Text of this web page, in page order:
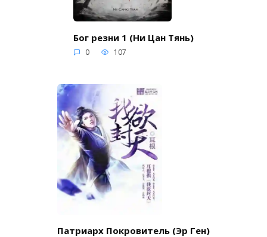
Бог резни 1 (Ни Цан Тянь)
0 107
Патриарх Покровитель (Эр Ген)